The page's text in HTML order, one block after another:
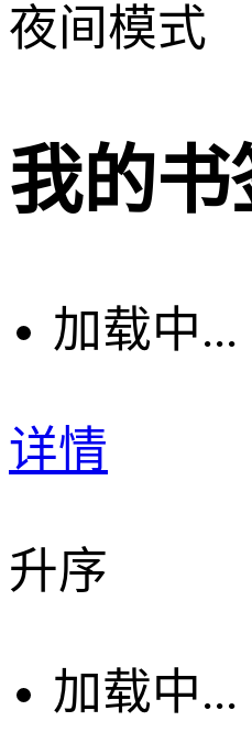
夜间模式
我的书
加载中...
详情
升序
加载中...